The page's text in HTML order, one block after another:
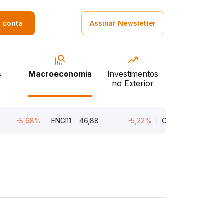
conta Assinar Newsletter
Macroeconomia
Investimentos
no Exterior
-8,68% ENGI11 46,88 -5,22% CMIN3